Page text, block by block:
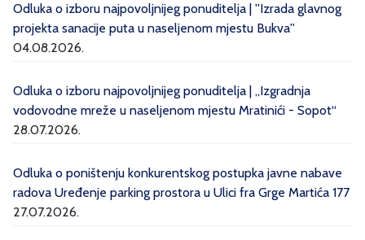
Odluka o izboru najpovoljnijeg ponuditelja | ''Izrada glavnog
projekta sanacije puta u naseljenom mjestu Bukva''
04.08.2026.
Odluka o izboru najpovoljnijeg ponuditelja | „Izgradnja
vodovodne mreže u naseljenom mjestu Mratinići - Sopot“
28.07.2026.
Odluka o poništenju konkurentskog postupka javne nabave
radova Uređenje parking prostora u Ulici fra Grge Martića 177
27.07.2026.